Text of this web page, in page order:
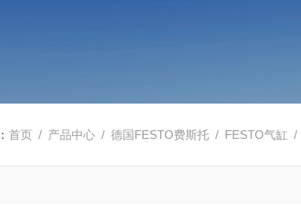
首页 / 产品中心 /德国FESTO费斯托 / FESTO气缸 /